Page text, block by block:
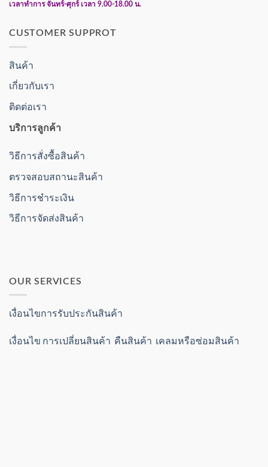
เวลาทำการ จันทร์-ศุกร์ เวลา 9.00-18.00 น.
CUSTOMER SUPPROT
สินค้า
เกี่ยวกับเรา
ติดต่อเรา
บริการลูกค้า
วิธีการสั่งซื้อสินค้า
ตรวจสอบสถานะสินค้า
วิธีการชำระเงิน
วิธีการจัดส่งสินค้า
OUR SERVICES
เงื่อนไขการรับประกันสินค้า
เงื่อนไข การเปลี่ยนสินค้า คืนสินค้า เคลมหรือซ่อมสินค้า